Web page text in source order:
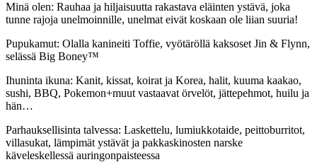
Minä olen: Rauhaa ja hiljaisuutta rakastava eläinten ystävä, joka
tunne rajoja unelmoinnille, unelmat eivät koskaan ole liian suuria!
Pupukamut: Olalla kanineiti Toffie, vyötäröllä kaksoset Jin & Flynn,
selässä Big Boney™
Ihuninta ikuna: Kanit, kissat, koirat ja Korea, halit, kuuma kaakao,
sushi, BBQ, Pokemon+muut vastaavat örvelöt, jättepehmot, huilu ja
hän…
Parhauksellisinta talvessa: Laskettelu, lumiukkotaide, peittoburritot,
villasukat, lämpimät ystävät ja pakkaskinosten narske
käveleskellessä auringonpaisteessa